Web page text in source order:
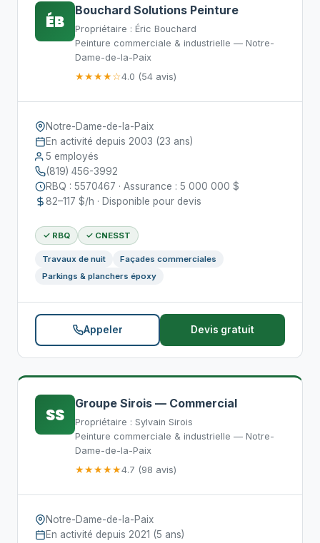
ÉB
Bouchard Solutions Peinture
Propriétaire : Éric Bouchard
Peinture commerciale & industrielle — Notre-
Dame-de-la-Paix
★★★★☆4.0 (54 avis)
Notre-Dame-de-la-Paix
En activité depuis 2003 (23 ans)
5 employés
(819) 456-3992
RBQ : 5570467 · Assurance : 5 000 000 $
82–117 $/h · Disponible pour devis
✓ RBQ ✓ CNESST
Travaux de nuit
Façades commerciales
Parkings & planchers époxy
Appeler Devis gratuit
SS
Groupe Sirois — Commercial
Propriétaire : Sylvain Sirois
Peinture commerciale & industrielle — Notre-
Dame-de-la-Paix
★★★★★4.7 (98 avis)
Notre-Dame-de-la-Paix
En activité depuis 2021 (5 ans)